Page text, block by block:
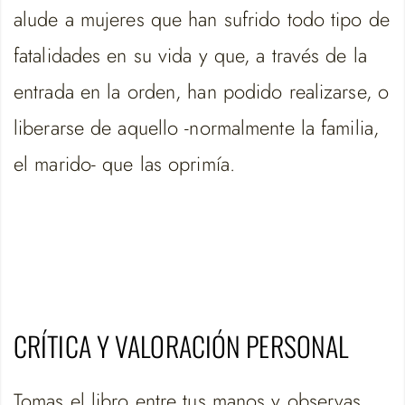
alude a mujeres que han sufrido todo tipo de
fatalidades en su vida y que, a través de la
entrada en la orden, han podido realizarse, o
liberarse de aquello -normalmente la familia,
el marido- que las oprimía.
CRÍTICA Y VALORACIÓN PERSONAL